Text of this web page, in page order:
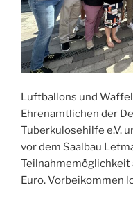
Luftballons und
Ehrenamtlichen der
Tuberkulosehilfe e.V.
vor dem Saalbau
Euro. Vorbeikommen